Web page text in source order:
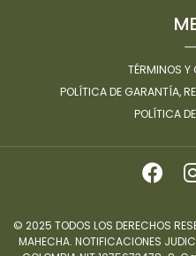
TÉRMINOS Y
POLÍTICA DE GARANTÍA,
POLÍTICA
© 2025 TODOS LOS DERECHOS
MAHECHA. NOTIFICACIONES